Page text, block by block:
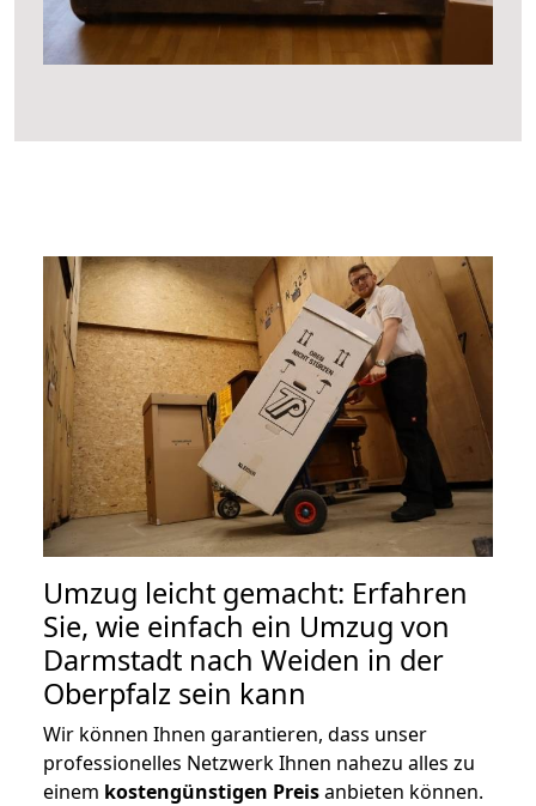
Umzug leicht gemacht: Erfahren
Sie, wie einfach ein Umzug von
Darmstadt nach Weiden in der
Oberpfalz sein kann
Wir können Ihnen garantieren, dass unser
professionelles Netzwerk Ihnen nahezu alles zu
einem kostengünstigen Preisanbieten können.